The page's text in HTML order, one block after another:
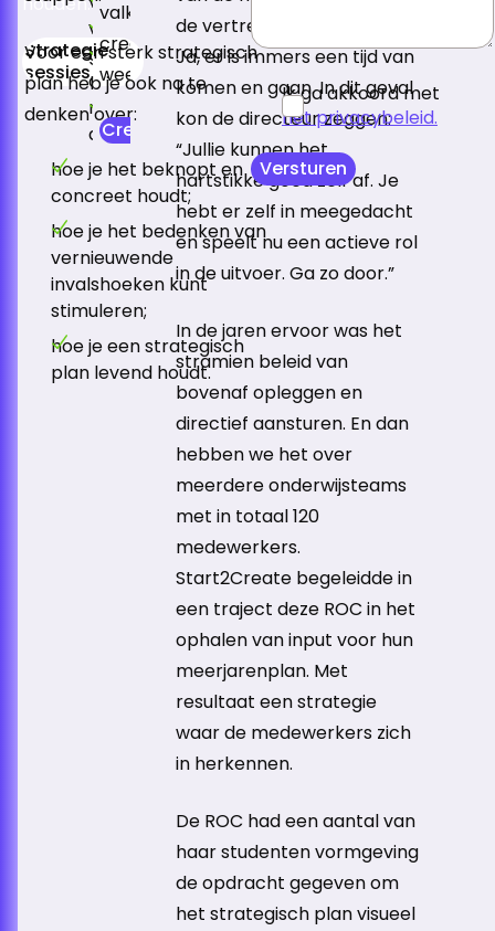
Strategie
sessies
Voor een sterk strategisch
plan heb je ook na te
denken over:
hoe je het beknopt en
concreet houdt;
hoe je het bedenken van
vernieuwende
invalshoeken kunt
stimuleren;
hoe je een strategisch
plan levend houdt.
vol containerbegrippen staan;
geen ruimte laten voor variatie in
denken;
niet worden bijgesteld wanneer
de wereld verandert.
valkuilen in beeld waren. En vanuit de
creatief denken methodiek kun je
weer de oplossingen bedenken.
Creatieve strategie sessies
de vertrekkende directrice.
Ja, er is immers een tijd van
komen en gaan. In dit geval
kon de directeur zeggen:
“Jullie kunnen het
hartstikke goed zelf af. Je
hebt er zelf in meegedacht
en speelt nu een actieve rol
in de uitvoer. Ga zo door.”
In de jaren ervoor was het
stramien beleid van
bovenaf opleggen en
directief aansturen. En dan
hebben we het over
meerdere onderwijsteams
met in totaal 120
medewerkers.
Start2Create begeleidde in
een traject deze ROC in het
ophalen van input voor hun
meerjarenplan. Met
resultaat een strategie
waar de medewerkers zich
in herkennen.
De ROC had een aantal van
haar studenten vormgeving
de opdracht gegeven om
het strategisch plan visueel
Ik ga akkoord met
het privacybeleid.
Versturen